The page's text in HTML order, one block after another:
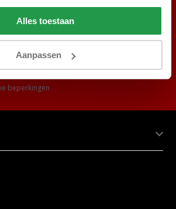
Alles toestaan
Aanpassen
beperkingen